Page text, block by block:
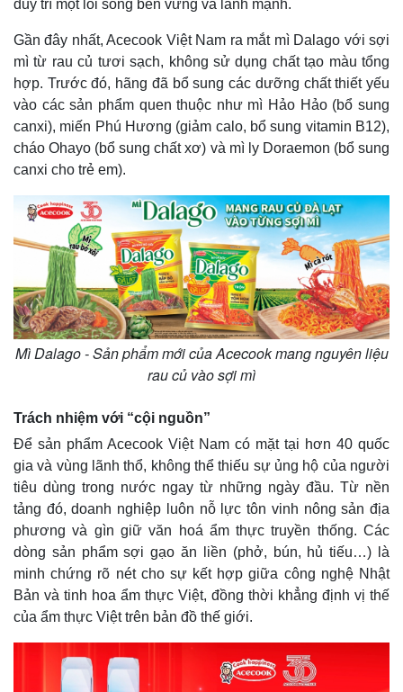
Thế giới
Quan sát
Cuộc sống đó đây
Multimedia
Video
Ảnh
E-Magazine
Infographic
duy trì một lối sống bền vững và lành mạnh.
Gần đây nhất, Acecook Việt Nam ra mắt mì Dalago với sợi
mì từ rau củ tươi sạch, không sử dụng chất tạo màu tổng
hợp. Trước đó, hãng đã bổ sung các dưỡng chất thiết yếu
vào các sản phẩm quen thuộc như mì Hảo Hảo (bổ sung
canxi), miến Phú Hương (giảm calo, bổ sung vitamin B12),
cháo Ohayo (bổ sung chất xơ) và mì ly Doraemon (bổ sung
canxi cho trẻ em).
Mì Dalago - Sản phẩm mới của Acecook mang nguyên liệu
rau củ vào sợi mì
Trách nhiệm với “cội nguồn”
Để sản phẩm Acecook Việt Nam có mặt tại hơn 40 quốc
gia và vùng lãnh thổ, không thể thiếu sự ủng hộ của người
tiêu dùng trong nước ngay từ những ngày đầu. Từ nền
tảng đó, doanh nghiệp luôn nỗ lực tôn vinh nông sản địa
phương và gìn giữ văn hoá ẩm thực truyền thống. Các
dòng sản phẩm sợi gạo ăn liền (phở, bún, hủ tiếu…) là
minh chứng rõ nét cho sự kết hợp giữa công nghệ Nhật
Bản và tinh hoa ẩm thực Việt, đồng thời khẳng định vị thế
của ẩm thực Việt trên bản đồ thế giới.